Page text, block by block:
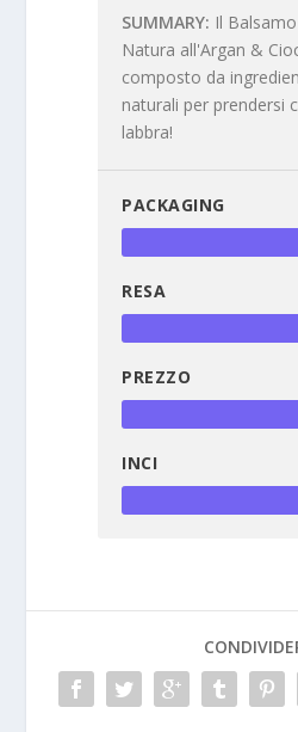
SUMMARY Il
Natura all'Argan &
composto da
naturali per prendersi
labbra!
PACKAGING
RESA
PREZZO
INCI